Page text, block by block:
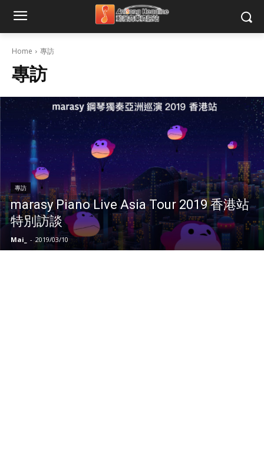
Home 專訪
專訪
專訪
marasy Piano Live Asia Tour 2019 香港站
特別訪談
Mai_ - 2019/03/10